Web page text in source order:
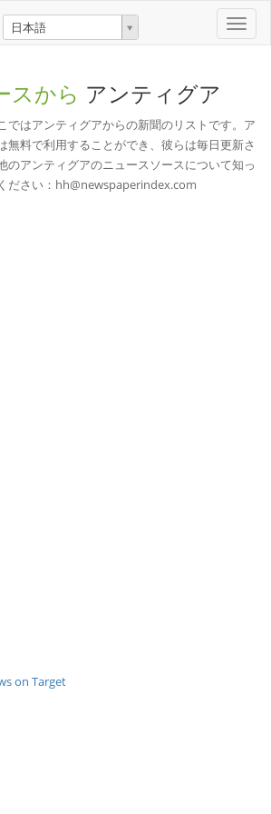
Toggle
日本語
スから アンティグア
ではアンティグアからの新聞のリストです。ア
無料で利用することができ、彼らは毎日更新さ
のアンティグアのニュースソースについて知っ
ださい：hh@newspaperindex.com
on Target